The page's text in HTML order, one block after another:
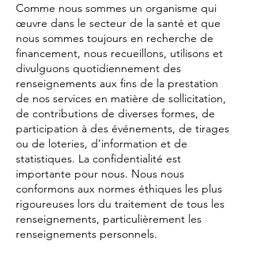
Comme nous sommes un organisme qui
œuvre dans le secteur de la santé et que
nous sommes toujours en recherche de
financement, nous recueillons, utilisons et
divulguons quotidiennement des
renseignements aux fins de la prestation
de nos services en matière de sollicitation,
de contributions de diverses formes, de
participation à des événements, de tirages
ou de loteries, d’information et de
statistiques. La confidentialité est
importante pour nous. Nous nous
conformons aux normes éthiques les plus
rigoureuses lors du traitement de tous les
renseignements, particulièrement les
renseignements personnels.